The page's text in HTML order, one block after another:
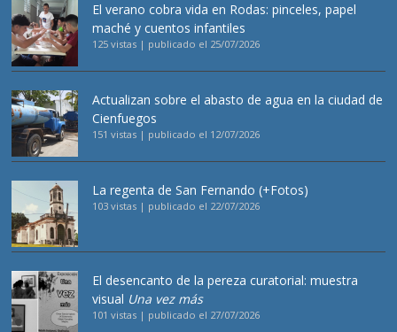
El verano cobra vida en Rodas: pinceles, papel
maché y cuentos infantiles
125 vistas | publicado el 25/07/2026
Actualizan sobre el abasto de agua en la ciudad de
Cienfuegos
151 vistas | publicado el 12/07/2026
La regenta de San Fernando (+Fotos)
103 vistas | publicado el 22/07/2026
El desencanto de la pereza curatorial: muestra
visual Una vez más
101 vistas | publicado el 27/07/2026